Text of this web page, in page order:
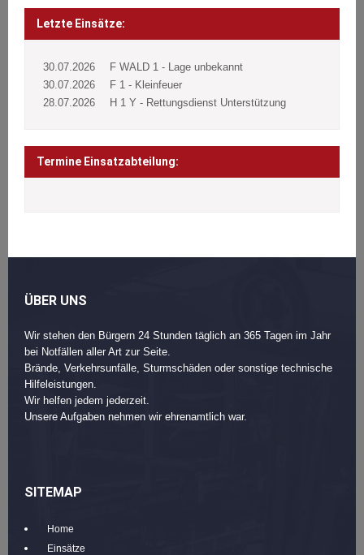
Post
navigation
Beitragsnavigation
Letzte Einsätze:
30.07.2026
F WALD 1 - Lage unbekannt
30.07.2026
F 1 - Kleinfeuer
28.07.2026
H 1 Y - Rettungsdienst Unterstützung
Termine Einsatzabteilung:
ÜBER UNS
Wir stehen den Bürgern 24 Stunden täglich an 365 Tagen im Jahr
bei Notfällen aller Art zur Seite.
Brände, Verkehrsunfälle, Sturmschäden oder sonstige technische
Hilfeleistungen.
Wir helfen jedem jederzeit.
Unsere Aufgaben nehmen wir ehrenamtlich war.
SITEMAP
Home
Einsätze